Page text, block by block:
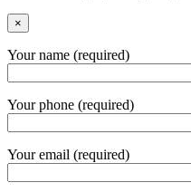
×
Your name (required)
Your phone (required)
Your email (required)